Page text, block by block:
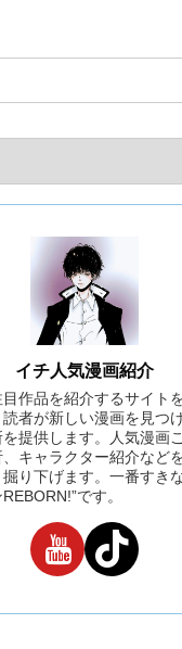
イチ人気漫画紹介
作品を紹介するサイト
者が新しい漫画を見つ
提供します。人気漫画
キャラクター紹介など
り下げます。一番すき
です。